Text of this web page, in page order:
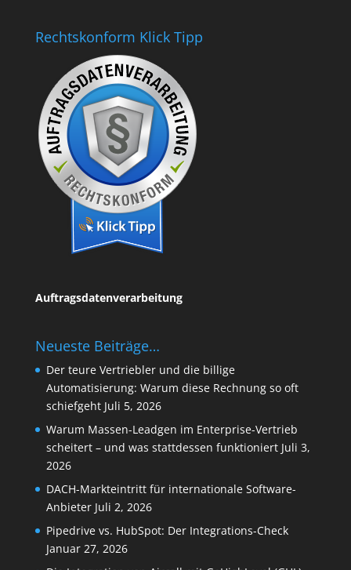
Rechtskonform Klick Tipp
Auftragsdatenverarbeitung
Neueste Beiträge…
Der teure Vertriebler und die billige
Automatisierung: Warum diese Rechnung so oft
schiefgeht Juli 5, 2026
Warum Massen-Leadgen im Enterprise-Vertrieb
scheitert – und was stattdessen funktioniert Juli 3,
2026
DACH-Markteintritt für internationale Software-
Anbieter Juli 2, 2026
Pipedrive vs. HubSpot: Der Integrations-Check
Januar 27, 2026